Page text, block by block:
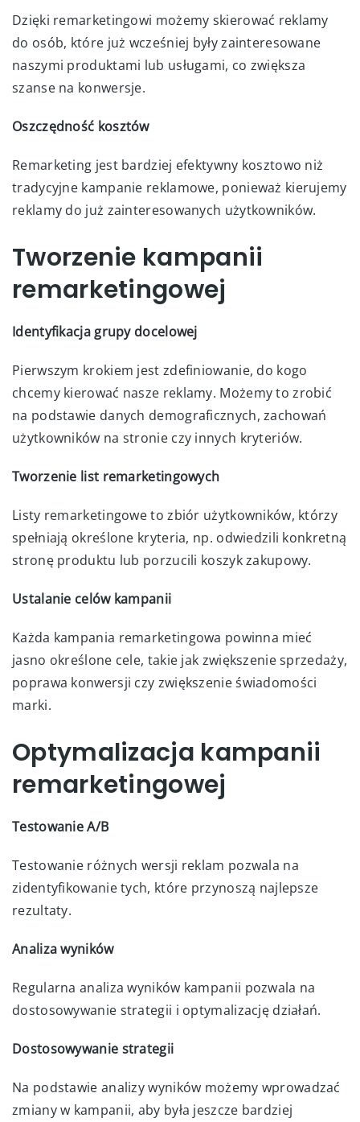
Dzięki remarketingowi możemy skierować reklamy
do osób, które już wcześniej były zainteresowane
naszymi produktami lub usługami, co zwiększa
szanse na konwersje.
Oszczędność kosztów
Remarketing jest bardziej efektywny kosztowo niż
tradycyjne kampanie reklamowe, ponieważ kierujemy
reklamy do już zainteresowanych użytkowników.
Tworzenie kampanii
remarketingowej
Identyfikacja grupy docelowej
Pierwszym krokiem jest zdefiniowanie, do kogo
chcemy kierować nasze reklamy. Możemy to zrobić
na podstawie danych demograficznych, zachowań
użytkowników na stronie czy innych kryteriów.
Tworzenie list remarketingowych
Listy remarketingowe to zbiór użytkowników, którzy
spełniają określone kryteria, np. odwiedzili konkretną
stronę produktu lub porzucili koszyk zakupowy.
Ustalanie celów kampanii
Każda kampania remarketingowa powinna mieć
jasno określone cele, takie jak zwiększenie sprzedaży,
poprawa konwersji czy zwiększenie świadomości
marki.
Optymalizacja kampanii
remarketingowej
Testowanie A/B
Testowanie różnych wersji reklam pozwala na
zidentyfikowanie tych, które przynoszą najlepsze
rezultaty.
Analiza wyników
Regularna analiza wyników kampanii pozwala na
dostosowywanie strategii i optymalizację działań.
Dostosowywanie strategii
Na podstawie analizy wyników możemy wprowadzać
zmiany w kampanii, aby była jeszcze bardziej